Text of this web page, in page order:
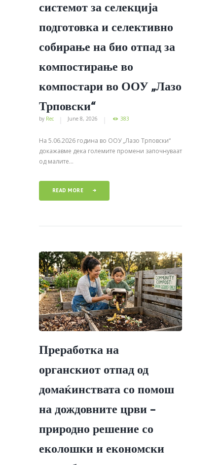
системот за селекција
подготовка и селективно
собирање на био отпад за
компостирање во
компостари во ООУ „Лазо
Трповски“
by Rec June 8, 2026 383
На 5.06.2026 година во ООУ „Лазо Трповски“
докажавме дека големите промени започнуваат
од малите...
READ MORE
Преработка на
органскиот отпад од
домаќинствата со помош
на дождовните црви –
природно решение со
еколошки и економски